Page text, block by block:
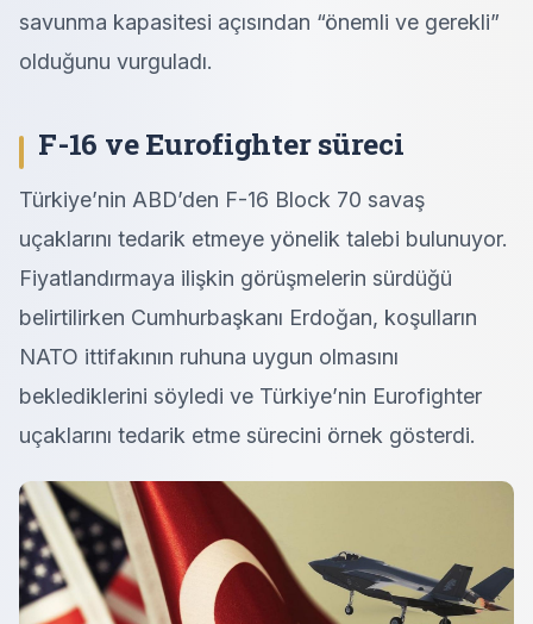
savunma kapasitesi açısından “önemli ve gerekli”
olduğunu vurguladı.
F-16 ve Eurofighter süreci
Türkiye’nin ABD’den F-16 Block 70 savaş
uçaklarını tedarik etmeye yönelik talebi bulunuyor.
Fiyatlandırmaya ilişkin görüşmelerin sürdüğü
belirtilirken Cumhurbaşkanı Erdoğan, koşulların
NATO ittifakının ruhuna uygun olmasını
beklediklerini söyledi ve Türkiye’nin Eurofighter
uçaklarını tedarik etme sürecini örnek gösterdi.